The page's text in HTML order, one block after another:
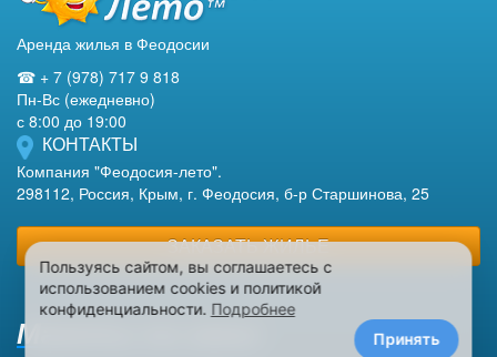
Аренда жилья в Феодосии
☎ + 7 (978) 717 9 818
Пн-Вс (ежедневно)
с 8:00 до 19:00
КОНТАКТЫ
Компания "Феодосия-лето".
298112, Россия, Крым, г. Феодосия, б-р Старшинова, 25
ЗАКАЗАТЬ ЖИЛЬЕ
Макеты на заказ
Пользуясь сайтом, вы соглашаетесь с
использованием cookies и политикой
конфиденциальности. Подробнее
Принять